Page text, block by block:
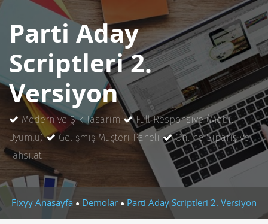
Parti Aday
Scriptleri 2.
Versiyon
Modern ve Şık Tasarım
Full Responsive (Mobil
Uyumlu)
Gelişmiş Müşteri Paneli
Online Sipariş ve
Tahsilat
Fixyy Anasayfa ● Demolar ● Parti Aday Scriptleri 2. Versiyon